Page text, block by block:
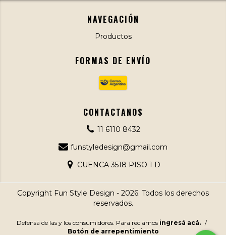
NAVEGACIÓN
Productos
FORMAS DE ENVÍO
CONTACTANOS
11 6110 8432
funstyledesign@gmail.com
CUENCA 3518 PISO 1 D
Copyright Fun Style Design - 2026. Todos los derechos
reservados.
Defensa de las y los consumidores. Para reclamos ingresá acá. /
Botón de arrepentimiento